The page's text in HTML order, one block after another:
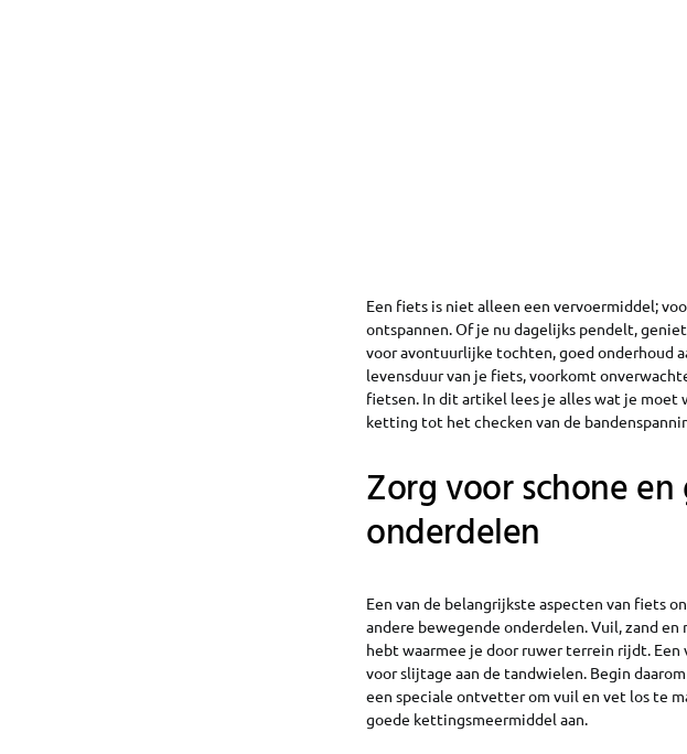
Een fiets is niet alleen een vervoermiddel;
ontspannen. Of je nu dagelijks pendelt,
voor avontuurlijke tochten, goed onderhoud
levensduur van je fiets, voorkomt
fietsen. In dit artikel lees je alles wat je moet
ketting tot het checken van de
Zorg voor schone
onderdelen
Een van de belangrijkste aspecten van fiets
andere bewegende onderdelen. Vuil, zand
hebt waarmee je door ruwer terrein rijdt.
voor slijtage aan de tandwielen. Begin
een speciale ontvetter om vuil en vet los te
goede kettingsmeermiddel aan.